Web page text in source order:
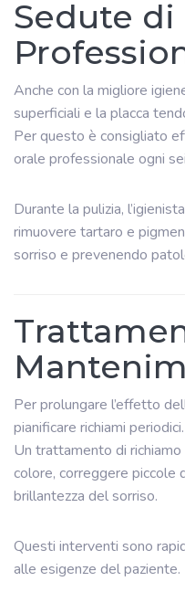
Sedute di
Anche con la migliore
superficiali e la placca
Per questo è consigliato
orale professionale ogni
Durante la pulizia,
rimuovere tartaro e
sorriso e prevenendo
Per prolungare l’effetto
pianificare richiami periodici.
Un trattamento di
colore, correggere piccole
brillantezza del sorriso.
Questi interventi sono
alle esigenze del paziente.